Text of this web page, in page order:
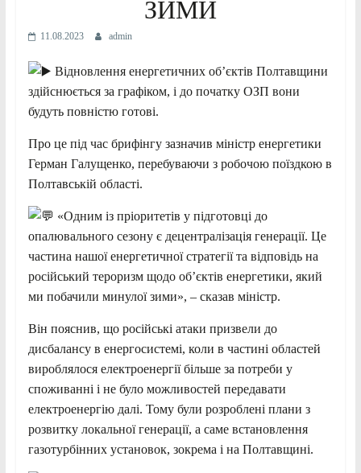
ЗИМИ
11.08.2023 admin
Відновлення енергетичних об’єктів Полтавщини
здійснюється за графіком, і до початку ОЗП вони
будуть повністю готові.
Про це під час брифінгу зазначив міністр енергетики
Герман Галущенко, перебуваючи з робочою поїздкою в
Полтавській області.
«Одним із пріоритетів у підготовці до
опалювального сезону є децентралізація генерації. Це
частина нашої енергетичної стратегії та відповідь на
російський тероризм щодо об’єктів енергетики, який
ми побачили минулої зими», – сказав міністр.
Він пояснив, що російські атаки призвели до
дисбалансу в енергосистемі, коли в частині областей
вироблялося електроенергії більше за потреби у
споживанні і не було можливостей передавати
електроенергію далі. Тому були розроблені плани з
розвитку локальної генерації, а саме встановлення
газотурбінних установок, зокрема і на Полтавщині.